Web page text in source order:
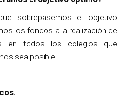
sobrepasemos el objetivo
los fondos a la realización de
en todos los colegios que
sea posible.